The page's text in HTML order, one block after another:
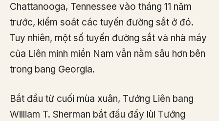
Chattanooga, Tennessee vào tháng 11 năm
trước, kiểm soát các tuyến đường sắt ở đó.
Tuy nhiên, một số tuyến đường sắt và nhà máy
của Liên minh miền Nam vẫn nằm sâu hơn bên
trong bang Georgia.
Bắt đầu từ cuối mùa xuân, Tướng Liên bang
William T. Sherman bắt đầu đẩy lùi Tướng